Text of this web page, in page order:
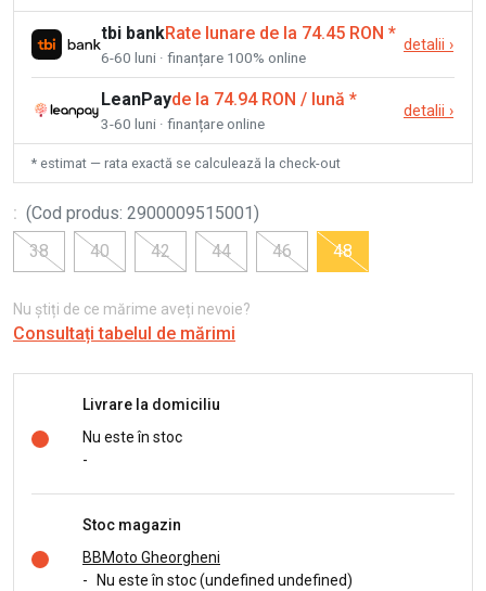
tbi bankRate lunare de la 74.45 RON *
6-60 luni · finanțare 100% online
detalii ›
LeanPayde la 74.94 RON / lună *
3-60 luni · finanțare online
detalii ›
* estimat — rata exactă se calculează la check-out
: (Cod produs: 2900009515001)
38
40 42 44 46 48
Nu știți de ce mărime aveți nevoie?
Consultați tabelul de mărimi
Livrare la domiciliu
Nu este în stoc
-
Stoc magazin
BBMoto Gheorgheni
-
Nu este în stoc (undefined undefined)